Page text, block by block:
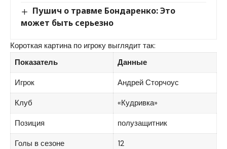
Пушич о травме Бондаренко: Это
может быть серьезно
Короткая картина по игроку выглядит так:
Показатель
Данные
Игрок
Андрей Сторчоус
Клуб
«Кудривка»
Позиция
полузащитник
Голы в сезоне
12